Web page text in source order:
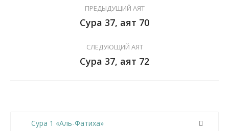
ПРЕДЫДУЩИЙ АЯТ
Сура 37, аят 70
СЛЕДУЮЩИЙ АЯТ
Сура 37, аят 72
Сура 1 «Аль-Фатиха»